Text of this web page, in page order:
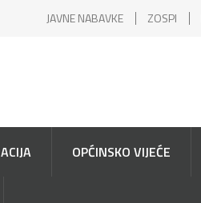
JAVNE NABAVKE ZOSPI
OPĆINSKO VIJEĆE